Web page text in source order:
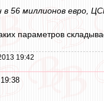
56 миллионов евро,
параметров
19:42